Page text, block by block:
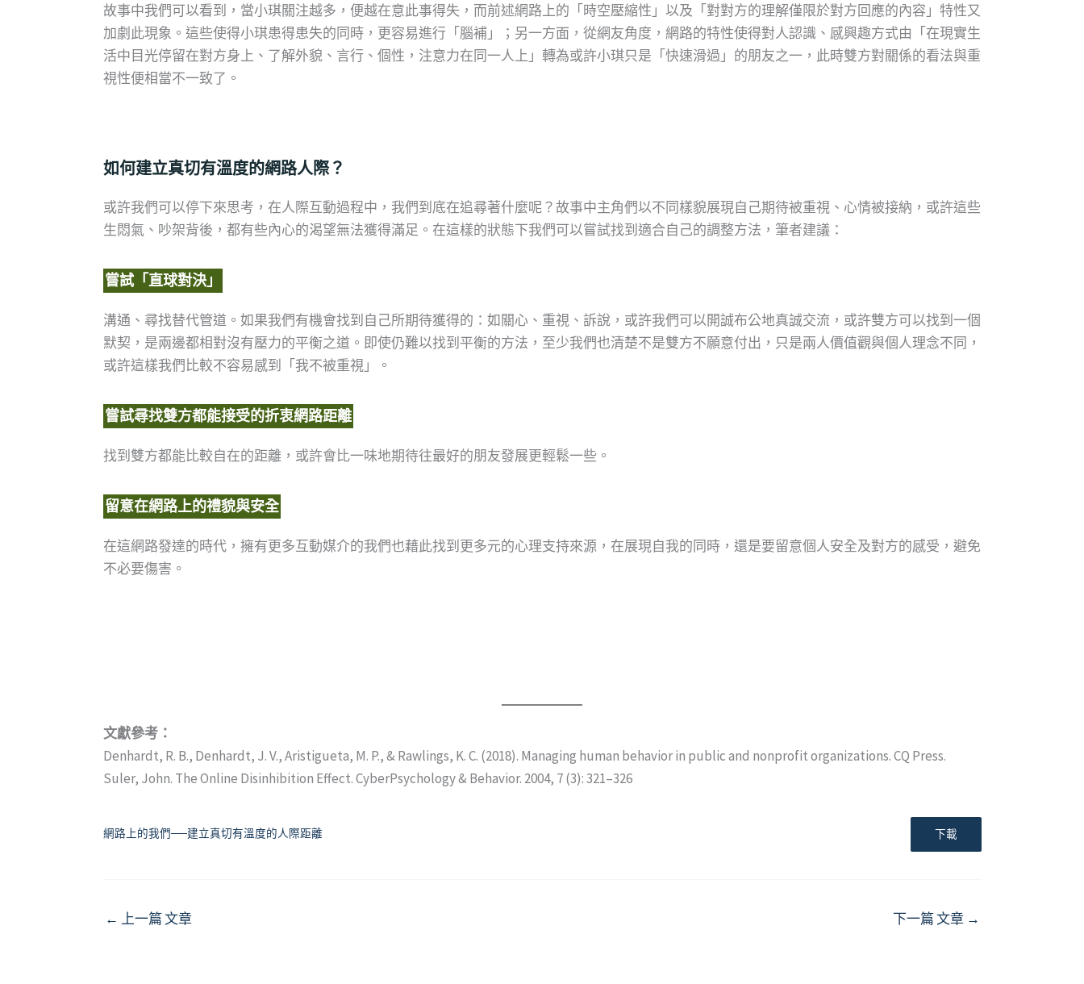
故事中我們可以看到，當小琪關注越多，便越在意此事得失，而前述網路上的「時空壓縮性」以及「對對方的理解僅限於對方回應的內容」特性又
加劇此現象。這些使得小琪患得患失的同時，更容易進行「腦補」；另一方面，從網友角度，網路的特性使得對人認識、感興趣方式由「在現實生
活中目光停留在對方身上、了解外貌、言行、個性，注意力在同一人上」轉為或許小琪只是「快速滑過」的朋友之一，此時雙方對關係的看法與重
視性便相當不一致了。
如何建立真切有溫度的網路人際？
或許我們可以停下來思考，在人際互動過程中，我們到底在追尋著什麼呢？故事中主角們以不同樣貌展現自己期待被重視、心情被接納，或許這些
生悶氣、吵架背後，都有些內心的渴望無法獲得滿足。在這樣的狀態下我們可以嘗試找到適合自己的調整方法，筆者建議：
嘗試「直球對決」
溝通、尋找替代管道。如果我們有機會找到自己所期待獲得的：如關心、重視、訴說，或許我們可以開誠布公地真誠交流，或許雙方可以找到一個
默契，是兩邊都相對沒有壓力的平衡之道。即使仍難以找到平衡的方法，至少我們也清楚不是雙方不願意付出，只是兩人價值觀與個人理念不同，
或許這樣我們比較不容易感到「我不被重視」。
嘗試尋找雙方都能接受的折衷網路距離
找到雙方都能比較自在的距離，或許會比一味地期待往最好的朋友發展更輕鬆一些。
留意在網路上的禮貌與安全
在這網路發達的時代，擁有更多互動媒介的我們也藉此找到更多元的心理支持來源，在展現自我的同時，還是要留意個人安全及對方的感受，避免
不必要傷害。
文獻參考：
Denhardt, R. B., Denhardt, J. V., Aristigueta, M. P., & Rawlings, K. C. (2018). Managing human behavior in public and nonprofit organizations. CQ Press.
Suler, John. The Online Disinhibition Effect. CyberPsychology & Behavior. 2004, 7 (3): 321–326
網路上的我們──建立真切有溫度的人際距離 下載
← 上一篇 文章 下一篇 文章 →